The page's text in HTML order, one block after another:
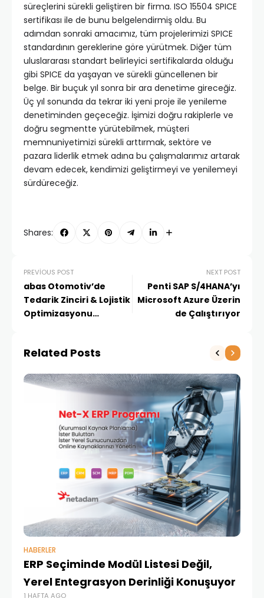
süreçlerini sürekli geliştiren bir firma. ISO 15504 SPICE
sertifikası ile de bunu belgelendirmiş oldu. Bu
adımdan sonraki amacımız, tüm projelerimizi SPICE
standardının gereklerine göre yürütmek. Diğer tüm
uluslararası standart belirleyici sertifikalarda olduğu
gibi SPICE da yaşayan ve sürekli güncellenen bir
belge. Bir buçuk yıl sonra bir ara denetime gireceğiz.
Üç yıl sonunda da tekrar iki yeni proje ile yenileme
denetiminden geçeceğiz. İşimizi doğru rakiplerle ve
doğru segmentte yürütebilmek, müşteri
memnuniyetimizi sürekli arttırmak, sektöre ve
pazara liderlik etmek adına bu çalışmalarımız artarak
devam edecek, kendimizi geliştirmeyi ve yenilemeyi
sürdüreceğiz.
Shares:
PREVIOUS POST
abas Otomotiv’de
Tedarik Zinciri & Lojistik
Optimizasyonu
NEXT POST
Penti SAP S/4HANA’yı
Microsoft Azure Üzerin
de Çalıştırıyor
Related Posts
HABERLER
ERP Seçiminde Modül Listesi Değil,
Yerel Entegrasyon Derinliği Konuşuyor
1 HAFTA AGO